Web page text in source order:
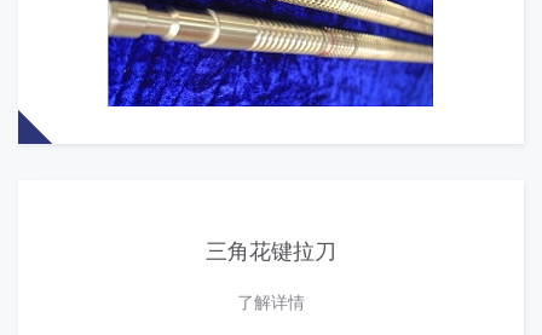
三角花键拉刀
了解详情